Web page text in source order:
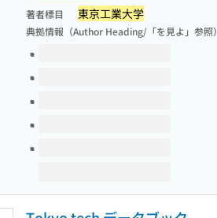
著者標目 東京工業大学
典拠情報（Author Heading/「を見よ」参照）
このタイトルの巻号